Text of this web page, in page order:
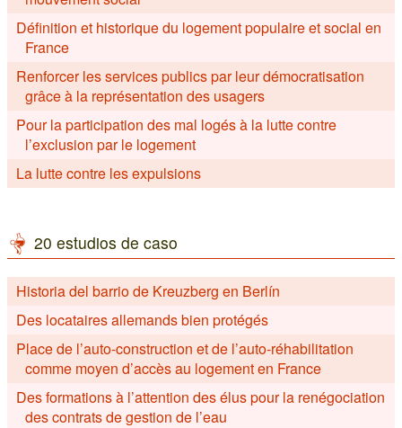
Définition et historique du logement populaire et social en
France
Renforcer les services publics par leur démocratisation
grâce à la représentation des usagers
Pour la participation des mal logés à la lutte contre
l’exclusion par le logement
La lutte contre les expulsions
20 estudios de caso
Historia del barrio de Kreuzberg en Berlín
Des locataires allemands bien protégés
Place de l’auto-construction et de l’auto-réhabilitation
comme moyen d’accès au logement en France
Des formations à l’attention des élus pour la renégociation
des contrats de gestion de l’eau